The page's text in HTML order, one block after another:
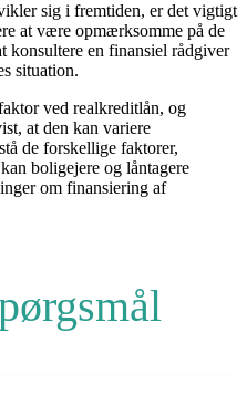
sig i fremtiden, er det vigtigt
at være opmærksomme på de
konsultere en finansiel rådgiver
situation.
ved realkreditlån, og
at den kan variere
de forskellige faktorer,
boligejere og låntagere
om finansiering af